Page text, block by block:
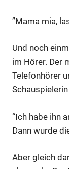
”Mama mia,
Und noch
im Hörer. Der
Telefonhörer
“Ich habe ihn
Dann wurde
Aber gleich